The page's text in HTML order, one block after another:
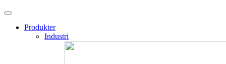
Produkter
Industri